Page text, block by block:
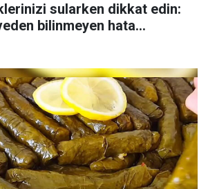
sularken dikkat edin:
bilinmeyen hata...